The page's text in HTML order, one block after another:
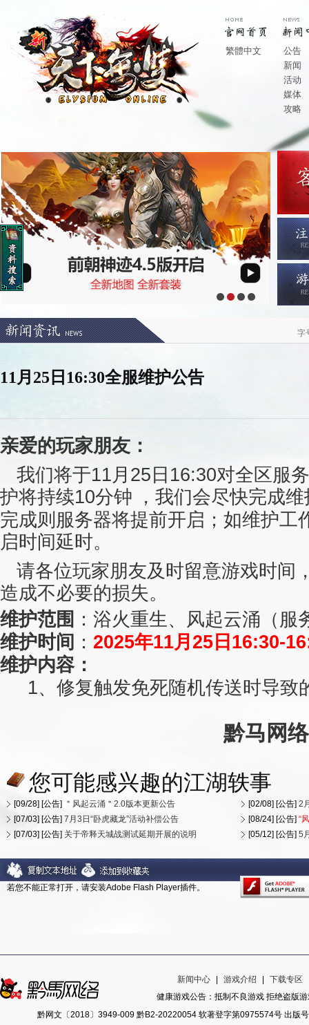
繁體中文
公告
新闻
活动
媒体
攻略
字
11月25日16:30全服维护公告
亲爱的玩家朋友：
我们将于11月25日16:30对全区服
护将持续10分钟
，我们会尽快完成
完成则服务器将提前开启；如维护工
启时间延时。
请各位玩家朋友及时留意游戏时间
造成不必要的损失。
维护范围 ：浴火重生、风起云涌 （
维护时间 ： 2025年11月25日16:30-
维护内容：
1、 修复触发免死随机传送时导致
黔马网
您可能感兴趣的江湖轶事
[09/28] [公告] ＂风起云涌＂2.0版本更新公告 [02/08] [公告] 2
[07/03] [公告] 7月3日“卧虎藏龙”活动补偿公告 [08/24] [公告] “
[07/03] [公告] 关于帝释天城战测试延期开展的说明 [05/12] [公告] 5
若您不能正常打开，请安装Adobe Flash Player插件。
新闻中心 游戏介绍 下载专区
健康游戏公告：抵制不良游戏 拒绝盗版
黔网文〔2018〕3949-009 黔B2-20220054 软著登字第0975574号 出版